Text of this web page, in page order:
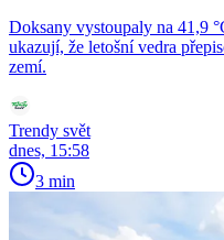
Doksany vystoupaly na 41,9
ukazují, že letošní vedra
zemí.
Trendy svět
dnes, 15:58
3 min